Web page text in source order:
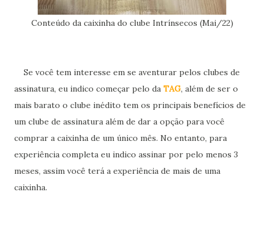
Conteúdo da caixinha do clube Intrínsecos (Mai/22)
Se você tem interesse em se aventurar pelos clubes de
assinatura, eu indico começar pelo da TAG, além de ser o
mais barato o clube inédito tem os principais benefícios de
um clube de assinatura além de dar a opção para você
comprar a caixinha de um único mês. No entanto, para
experiência completa eu indico assinar por pelo menos 3
meses, assim você terá a experiência de mais de uma
caixinha.